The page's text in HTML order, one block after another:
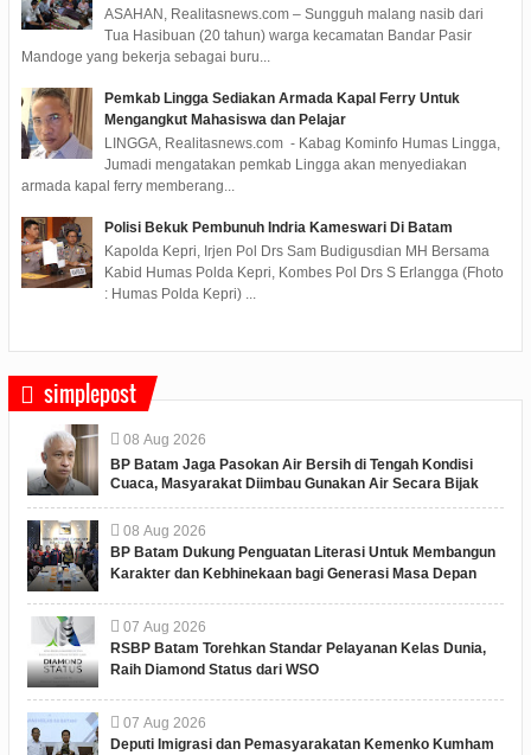
ASAHAN, Realitasnews.com – Sungguh malang nasib dari
Tua Hasibuan (20 tahun) warga kecamatan Bandar Pasir
Mandoge yang bekerja sebagai buru...
Pemkab Lingga Sediakan Armada Kapal Ferry Untuk
Mengangkut Mahasiswa dan Pelajar
LINGGA, Realitasnews.com - Kabag Kominfo Humas Lingga,
Jumadi mengatakan pemkab Lingga akan menyediakan
armada kapal ferry memberang...
Polisi Bekuk Pembunuh Indria Kameswari Di Batam
Kapolda Kepri, Irjen Pol Drs Sam Budigusdian MH Bersama
Kabid Humas Polda Kepri, Kombes Pol Drs S Erlangga (Fhoto
: Humas Polda Kepri) ...
simplepost
08 Aug 2026
BP Batam Jaga Pasokan Air Bersih di Tengah Kondisi
Cuaca, Masyarakat Diimbau Gunakan Air Secara Bijak
08 Aug 2026
BP Batam Dukung Penguatan Literasi Untuk Membangun
Karakter dan Kebhinekaan bagi Generasi Masa Depan
07 Aug 2026
RSBP Batam Torehkan Standar Pelayanan Kelas Dunia,
Raih Diamond Status dari WSO
07 Aug 2026
Deputi Imigrasi dan Pemasyarakatan Kemenko Kumham